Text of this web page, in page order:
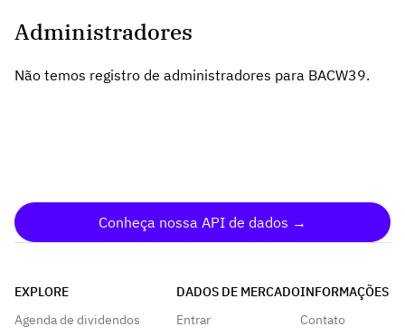
Administradores
Não temos registro de administradores para BACW39.
Conheça nossa API de dados →
EXPLORE
Agenda de dividendos
DADOS DE MERCADO
Entrar
INFORMAÇÕES
Contato